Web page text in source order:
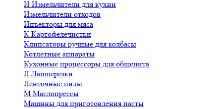
И Измельчители для кухни
Измельчители отходов
Инъекторы для мяса
К Картофелечистки
Клипсаторы ручные для колбасы
Котлетные аппараты
Кухонные процессоры для общепита
Л Лапшерезки
Ленточные пилы
М Маслопрессы
Машины для приготовления пасты